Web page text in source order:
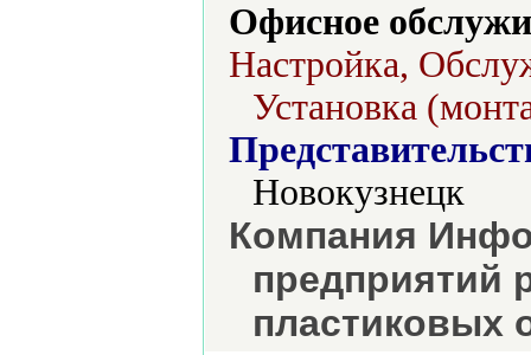
Офисное
Настройка,
Установка
Новокузнецк
Компания
предприятий
пластиковых